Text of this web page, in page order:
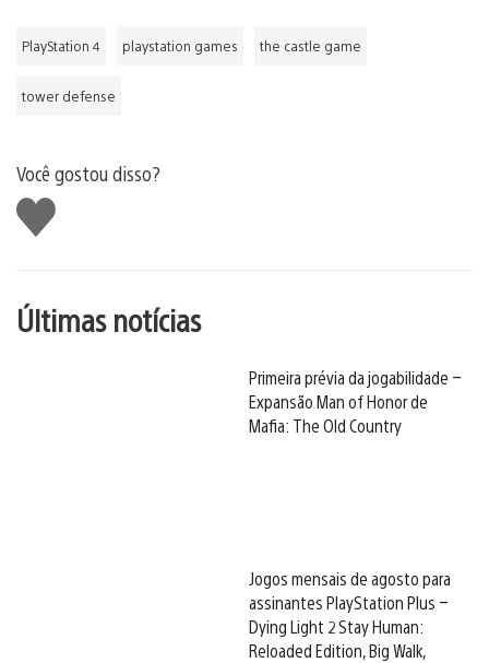
PlayStation 4 playstation games the castle game
tower defense
Você gostou disso?
Curtir
Últimas notícias
Primeira prévia da jogabilidade –
Expansão Man of Honor de
Mafia: The Old Country
Jogos mensais de agosto para
assinantes PlayStation Plus –
Dying Light 2 Stay Human:
Reloaded Edition, Big Walk,